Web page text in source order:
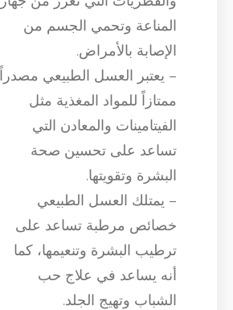
المناعة وتحمي الجسم من
الإصابة بالأمراض.
– يعتبر العسل الطبيعي مصدراً
ممتازاً للمواد المغذية مثل
الفيتامينات والمعادن التي
تساعد على تحسين صحة
البشرة وتقويتها.
– يمتلك العسل الطبيعي
خصائص مرطبة تساعد على
ترطيب البشرة وتنعيمها، كما
أنه يساعد في علاج حب
الشباب وتهيج الجلد.